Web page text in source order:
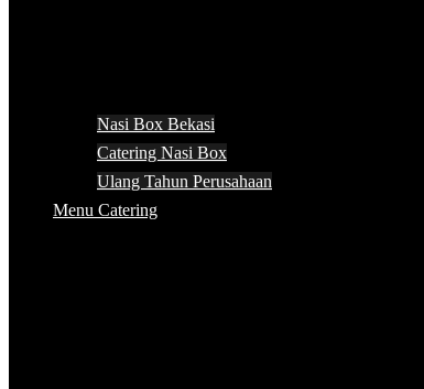
Nasi Box Bekasi
Catering Nasi Box
Ulang Tahun Perusahaan
Menu Catering